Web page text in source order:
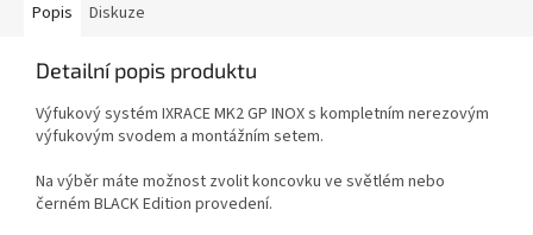
Popis Diskuze
Detailní popis produktu
Výfukový systém IXRACE MK2 GP INOX s kompletním nerezovým
výfukovým svodem a montážním setem.
Na výběr máte možnost zvolit koncovku ve světlém nebo
černém BLACK Edition provedení.